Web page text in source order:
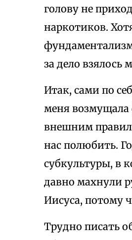
голову не
наркотиков.
за дело взялось
Итак, сами по
меня возмущала
внешним
нас полюбить.
субкультуры, в
давно махнули
Иисуса, потому
Трудно писать